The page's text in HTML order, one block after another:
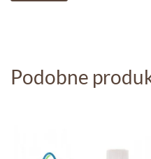
Podobne